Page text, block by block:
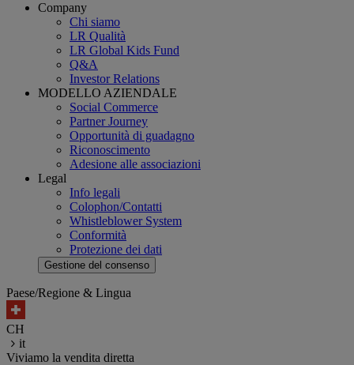
Company
Chi siamo
LR Qualità
LR Global Kids Fund
Q&A
Investor Relations
MODELLO AZIENDALE
Social Commerce
Partner Journey
Opportunità di guadagno
Riconoscimento
Adesione alle associazioni
Legal
Info legali
Colophon/Contatti
Whistleblower System
Conformità
Protezione dei dati
Gestione del consenso
Paese/Regione & Lingua
CH
it
Viviamo la vendita diretta